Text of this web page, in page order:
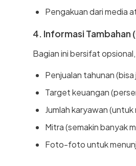
Pengakuan dari media
4. Informasi Tambahan
Bagian ini bersifat
Penjualan tahunan
Target keuangan
Jumlah karyawan
Mitra (semakin banyak
Foto-foto untuk